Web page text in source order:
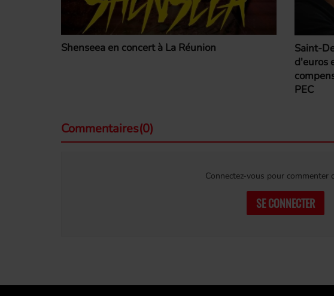
Shenseea en concert à La Réunion
Saint-
d'euros
PEC
Commentaires(0)
Connectez-vous pour commenter
SE CONNECTER